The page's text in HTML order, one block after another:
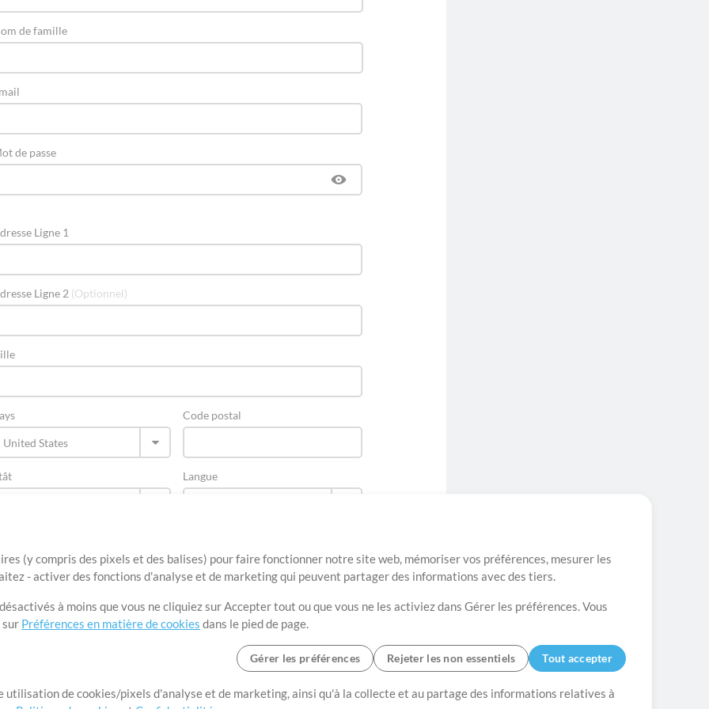
(y compris des pixels et des balises) pour faire fonctionner notre site web, mémoriser vos préférences, mesurer les
- activer des fonctions d'analyse et de marketing qui peuvent partager des informations avec des tiers.
à moins que vous ne cliquiez sur Accepter tout ou que vous ne les activiez dans Gérer les préférences. Vous
sur Préférences en matière de cookies dans le pied de page.
Gérer les préférences Rejeter les non essentiels Tout accepter
utilisation de cookies/pixels d'analyse et de marketing, ainsi qu'à la collecte et au partage des informations relatives à
de famille
de passe
Ligne 1
Ligne 2 (Optionnel)
Code postal
Langue
Conditions d’utilisation Confidentialité Préférences en matière de cookies
Contact